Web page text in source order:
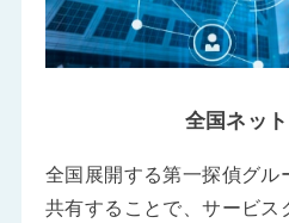
全国ネッ
全国展開する第一探偵グル
共有することで、サービス